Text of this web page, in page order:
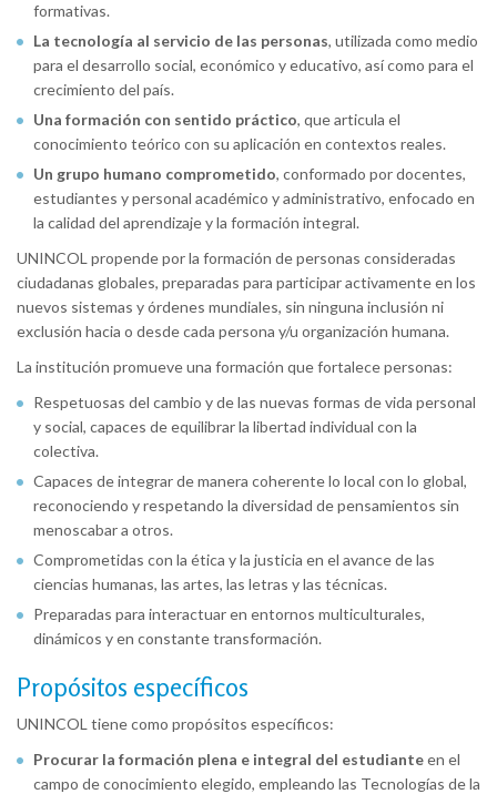
formativas.
La tecnología al servicio de las personas, utilizada como medio
para el desarrollo social, económico y educativo, así como para el
crecimiento del país.
Una formación con sentido práctico, que articula el
conocimiento teórico con su aplicación en contextos reales.
Un grupo humano comprometido, conformado por docentes,
estudiantes y personal académico y administrativo, enfocado en
la calidad del aprendizaje y la formación integral.
UNINCOL propende por la formación de personas consideradas
ciudadanas globales, preparadas para participar activamente en los
nuevos sistemas y órdenes mundiales, sin ninguna inclusión ni
exclusión hacia o desde cada persona y/u organización humana.
La institución promueve una formación que fortalece personas:
Respetuosas del cambio y de las nuevas formas de vida personal
y social, capaces de equilibrar la libertad individual con la
colectiva.
Capaces de integrar de manera coherente lo local con lo global,
reconociendo y respetando la diversidad de pensamientos sin
menoscabar a otros.
Comprometidas con la ética y la justicia en el avance de las
ciencias humanas, las artes, las letras y las técnicas.
Preparadas para interactuar en entornos multiculturales,
dinámicos y en constante transformación.
Propósitos específicos
UNINCOL tiene como propósitos específicos:
Procurar la formación plena e integral del estudianteen el
campo de conocimiento elegido, empleando las Tecnologías de la